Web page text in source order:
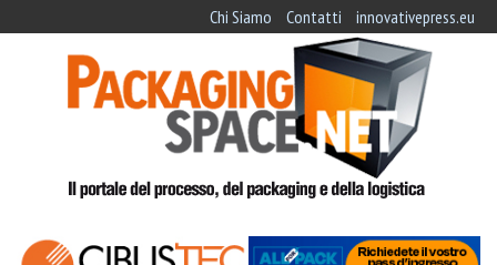
Chi Siamo Contatti innovativepress.eu